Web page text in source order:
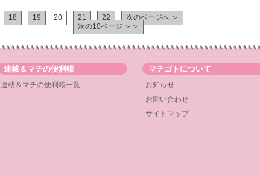
18 19 20 21 22
次のページへ ＞
次の10ページ ＞＞
連載＆マチの便利帳
連載＆マチの便利帳一覧
マチゴトについて
お知らせ
お問い合わせ
サイトマップ